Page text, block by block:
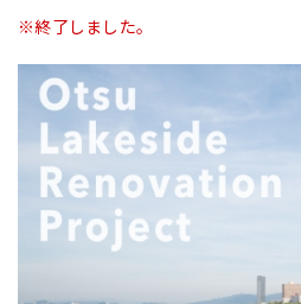
※終了しました。